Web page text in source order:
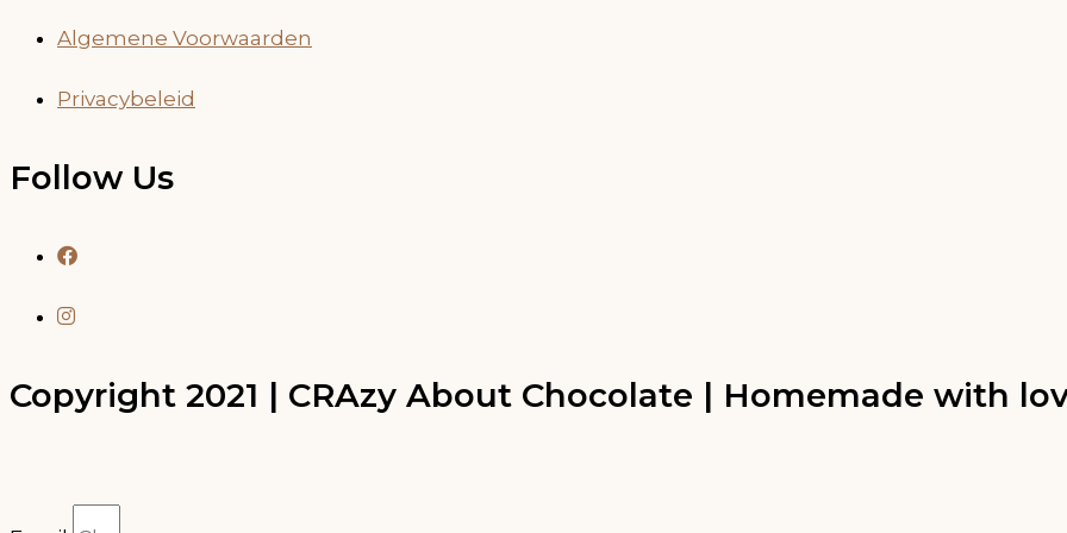
Algemene Voorwaarden
Privacybeleid
Follow Us
Copyright 2021 | CRAzy About Chocolate | Homemade with